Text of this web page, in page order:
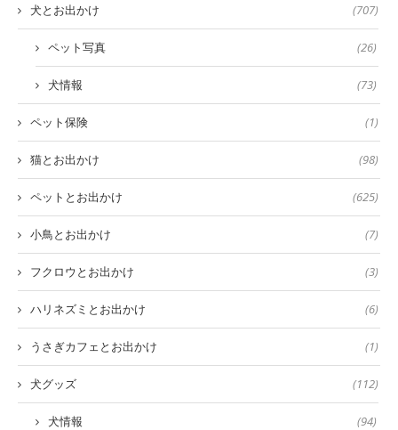
犬とお出かけ (707)
ペット写真 (26)
犬情報 (73)
ペット保険 (1)
猫とお出かけ (98)
ペットとお出かけ (625)
小鳥とお出かけ (7)
フクロウとお出かけ (3)
ハリネズミとお出かけ (6)
うさぎカフェとお出かけ (1)
犬グッズ (112)
犬情報 (94)